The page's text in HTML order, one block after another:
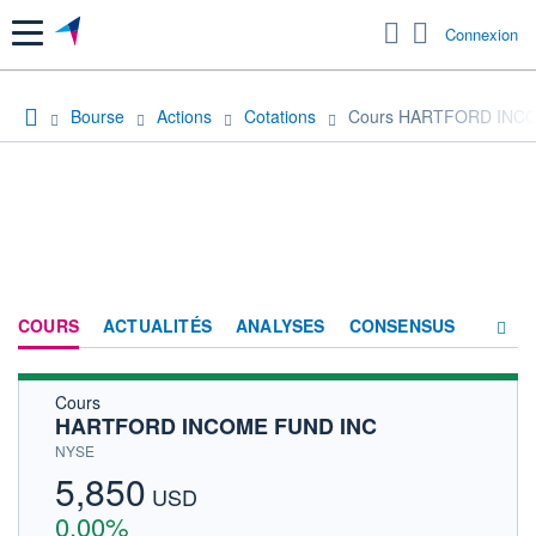
Menu Connexion
Bourse Actions Cotations Cours HARTFORD
COURS ACTUALITÉS ANALYSES CONSENSUS
Cours
HARTFORD INCOME FUND INC
NYSE
5,850 USD
0,00%